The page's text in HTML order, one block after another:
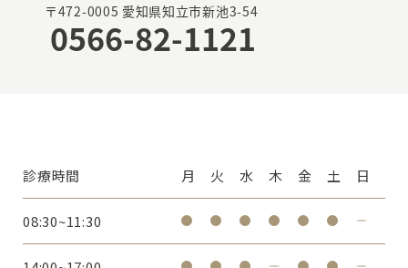
〒472-0005 愛知県知立市新池3-54
0566-82-1121
診療時間 月 火 水 木 金 土 日
08:30~11:30